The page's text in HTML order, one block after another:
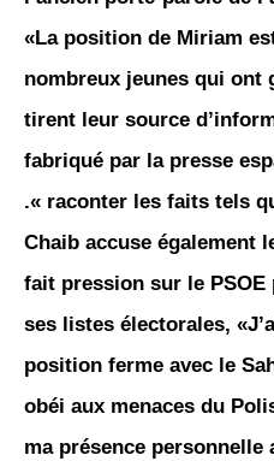
«La position de Miriam
nombreux jeunes qui ont
tirent leur source
fabriqué par la presse
raconter les faits tels
Chaib accuse également
fait pression sur le PSOE
ses listes électorales,
position ferme avec le
obéi aux menaces du
ma présence personnelle